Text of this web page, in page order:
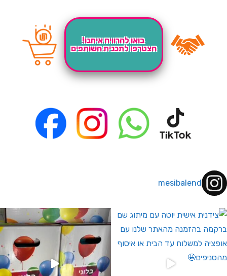
בואו להרוויח איתנו!
הצטרפו לתכנית השותפים
mesibalend
לחברי מועדון ומצטרפים חדשים🤍